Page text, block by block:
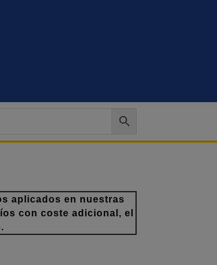
aplicados en nuestras
con coste adicional, el